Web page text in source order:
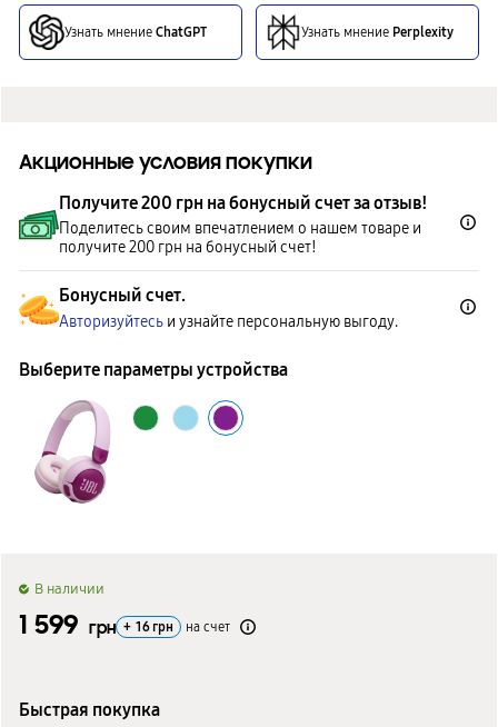
Узнать мнение ChatGPT Узнать мнение Perplexity
Акционные условия покупки
Получите 200 грн на бонусный счет за отзыв!
Поделитесь своим впечатлением о нашем товаре и
получите 200 грн на бонусный счет!
Бонусный счет.
Авторизуйтесь и узнайте персональную выгоду.
Выберите параметры устройства
B наличии
1 599 грн + 16 грн на счет
Быстрая покупка